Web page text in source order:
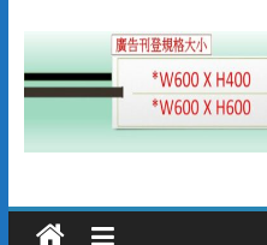
場 父親節